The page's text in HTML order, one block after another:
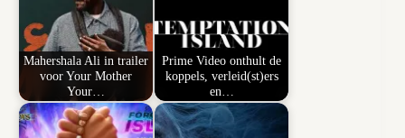
Mahershala Ali in trailer
voor Your Mother
Your…
Prime Video onthult de
koppels, verleid(st)ers
en…